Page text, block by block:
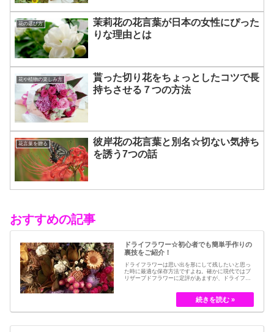
花の選び方
茉莉花の花言葉が日本の女性にぴった
りな理由とは
花や植物の楽しみ方
貰った切り花をちょっとしたコツで長
持ちさせる７つの方法
花言葉を贈る
彼岸花の花言葉と別名☆切ない気持ち
を誘う7つの話
おすすめの記事
ドライフラワー☆初心者でも簡単手作りの
裏技をご紹介！
ドライフラワーは思い出を形にして残したいと思っ
た時に最適な保存方法ですよね。確かに現代ではブ
リザーブドフラワーに定評があますが、ドライフラ
とつです。結婚式のブーケなどに使われた花など、
今では押し花のサービスが有名ですが、昔はドライ
フラワーでも保存されてきました。30代以降の…